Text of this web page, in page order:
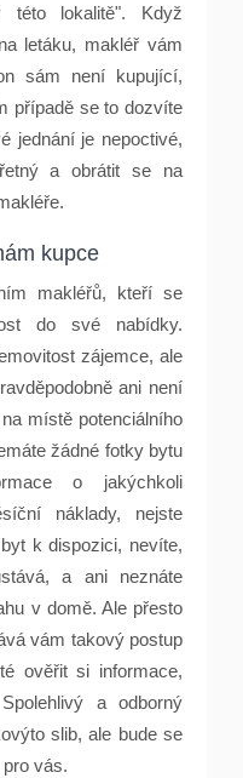
lokalitě". Když
letáku, makléř vám
sám není kupující,
případě se to dozvíte
jednání je nepoctivé,
a obrátit se na
kupce
makléřů, kteří se
do své nabídky.
zájemce, ale
ani není
místě potenciálního
žádné fotky bytu
o jakýchkoli
náklady, nejste
k dispozici, nevíte,
a ani neznáte
v domě. Ale přesto
vám takový postup
ověřit si informace,
a odborný
slib, ale bude se
vás.